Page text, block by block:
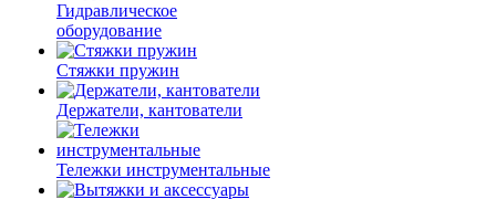
Гидравлическое
оборудование
Стяжки пружин
Держатели, кантователи
Тележки инструментальные